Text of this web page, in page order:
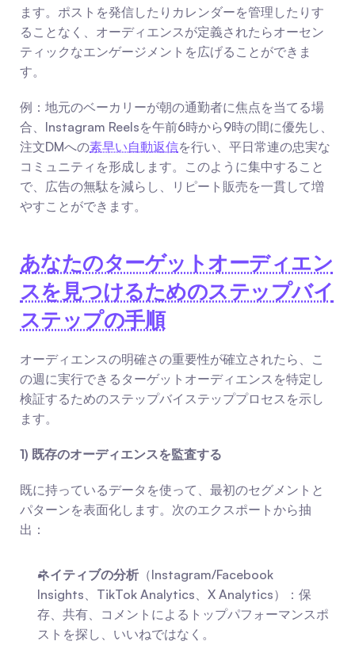
ます。ポストを発信したりカレンダーを管理したりす
ることなく、オーディエンスが定義されたらオーセン
ティックなエンゲージメントを広げることができま
す。
例：地元のベーカリーが朝の通勤者に焦点を当てる場
合、Instagram Reelsを午前6時から9時の間に優先し、
注文DMへの素早い自動返信を行い、平日常連の忠実な
コミュニティを形成します。このように集中すること
で、広告の無駄を減らし、リピート販売を一貫して増
やすことができます。
あなたのターゲットオーディエン
スを見つけるためのステップバイ
ステップの手順
オーディエンスの明確さの重要性が確立されたら、こ
の週に実行できるターゲットオーディエンスを特定し
検証するためのステップバイステッププロセスを示し
ます。
1) 既存のオーディエンスを監査する
既に持っているデータを使って、最初のセグメントと
パターンを表面化します。次のエクスポートから抽
出：
ネイティブの分析 （Instagram/Facebook
Insights、TikTok Analytics、X Analytics）：保
存、共有、コメントによるトップパフォーマンスポ
ストを探し、いいねではなく。